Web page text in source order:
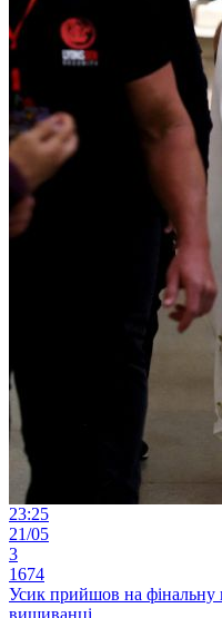
23:25
21/05
3
1674
Усик прийшов на фінальну